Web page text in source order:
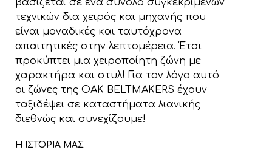
βασίζεται σε ένα σύνολο συγκεκριμένων
τεχνικών δια χειρός και μηχανής που
είναι μοναδικές και ταυτόχρονα
απαιτητικές στην λεπτομέρεια. Έτσι
προκύπτει μια χειροποίητη ζώνη με
χαρακτήρα και στυλ! Για τον λόγο αυτό
οι ζώνες της OAK BELTMAKERS έχουν
ταξιδέψει σε καταστήματα λιανικής
διεθνώς και συνεχίζουμε!
Η ΙΣΤΟΡΙΑ ΜΑΣ